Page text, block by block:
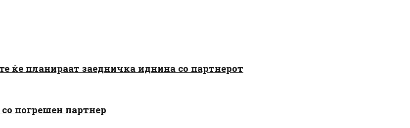
ќе планираат заедничка иднина со партнерот
погрешен партнер